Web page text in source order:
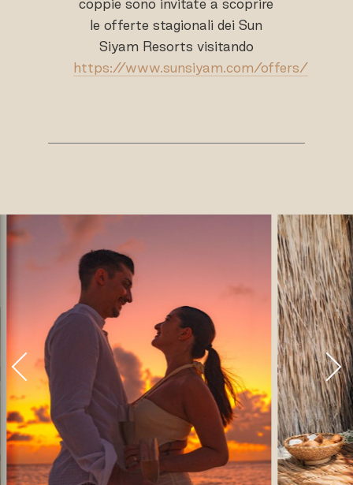
coppie sono invitate a scoprire
le offerte stagionali dei Sun
Siyam Resorts visitando
https://www.sunsiyam.com/offers/